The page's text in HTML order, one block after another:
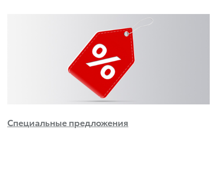
Специальные предложения